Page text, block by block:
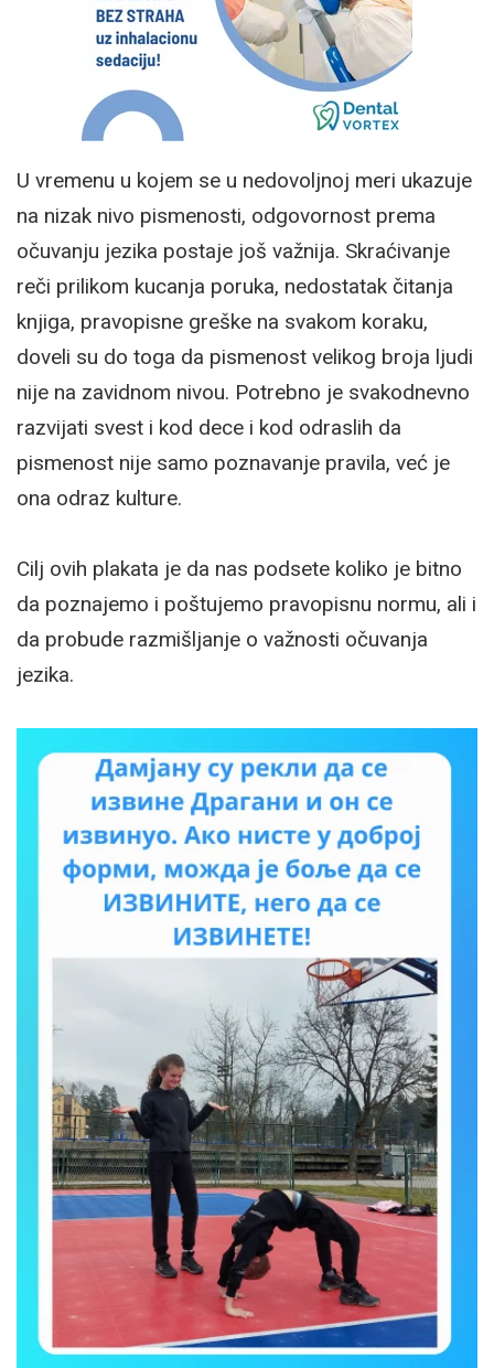
U vremenu u kojem se u nedovoljnoj meri ukazuje
na nizak nivo pismenosti, odgovornost prema
očuvanju jezika postaje još važnija. Skraćivanje
reči prilikom kucanja poruka, nedostatak čitanja
knjiga, pravopisne greške na svakom koraku,
doveli su do toga da pismenost velikog broja ljudi
nije na zavidnom nivou. Potrebno je svakodnevno
razvijati svest i kod dece i kod odraslih da
pismenost nije samo poznavanje pravila, već je
ona odraz kulture.
Cilj ovih plakata je da nas podsete koliko je bitno
da poznajemo i poštujemo pravopisnu normu, ali i
da probude razmišljanje o važnosti očuvanja
jezika.